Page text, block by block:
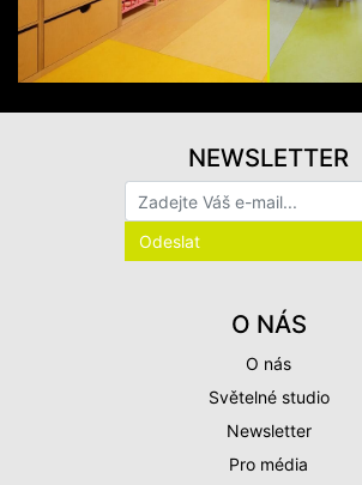
O NÁS
O nás
Světelné studio
Newsletter
Pro média
NEWSLETTER